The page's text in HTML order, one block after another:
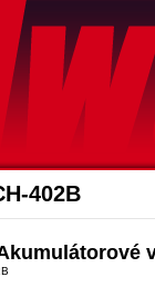
402B